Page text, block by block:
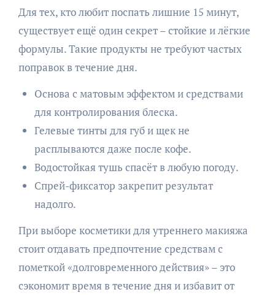
Для тех, кто любит поспать лишние 15 минут,
существует ещё один секрет – стойкие и лёгкие
формулы. Такие продукты не требуют частых
поправок в течение дня.
Основа с матовым эффектом и средствами
для контролирования блеска.
Гелевые тинты для губ и щек не
расплываются даже после кофе.
Водостойкая тушь спасёт в любую погоду.
Спрей-фиксатор закрепит результат
надолго.
При выборе косметики для утреннего макияжа
стоит отдавать предпочтение средствам с
пометкой «долговременного действия» – это
сэкономит время в течение дня и избавит от